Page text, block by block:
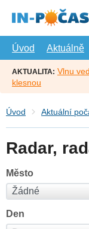
hlavní
Úvod
Aktuálně
AKTUALITA: Vlnu
klesnou
Úvod Aktuální
Radar,
Město
Den